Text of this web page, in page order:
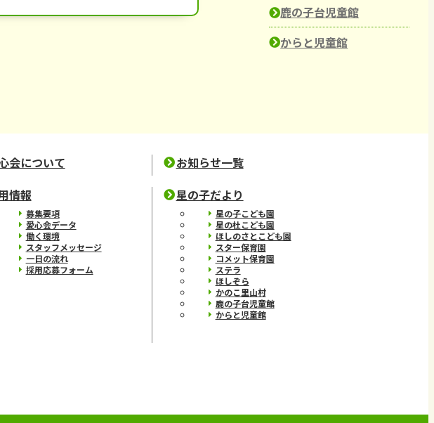
鹿の子台児童館
からと児童館
会について
お知らせ一覧
情報
募集要項
愛心会データ
働く環境
スタッフメッセージ
一日の流れ
採用応募フォーム
星の子だより
星の子こども園
星の杜こども園
ほしのさとこども園
スター保育園
コメット保育園
ステラ
ほしぞら
かのこ里山村
鹿の子台児童館
からと児童館